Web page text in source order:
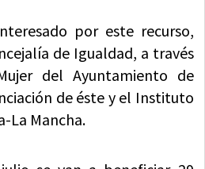
por este recurso,
de Igualdad, a través
del Ayuntamiento de
de éste y el Instituto
La Mancha.